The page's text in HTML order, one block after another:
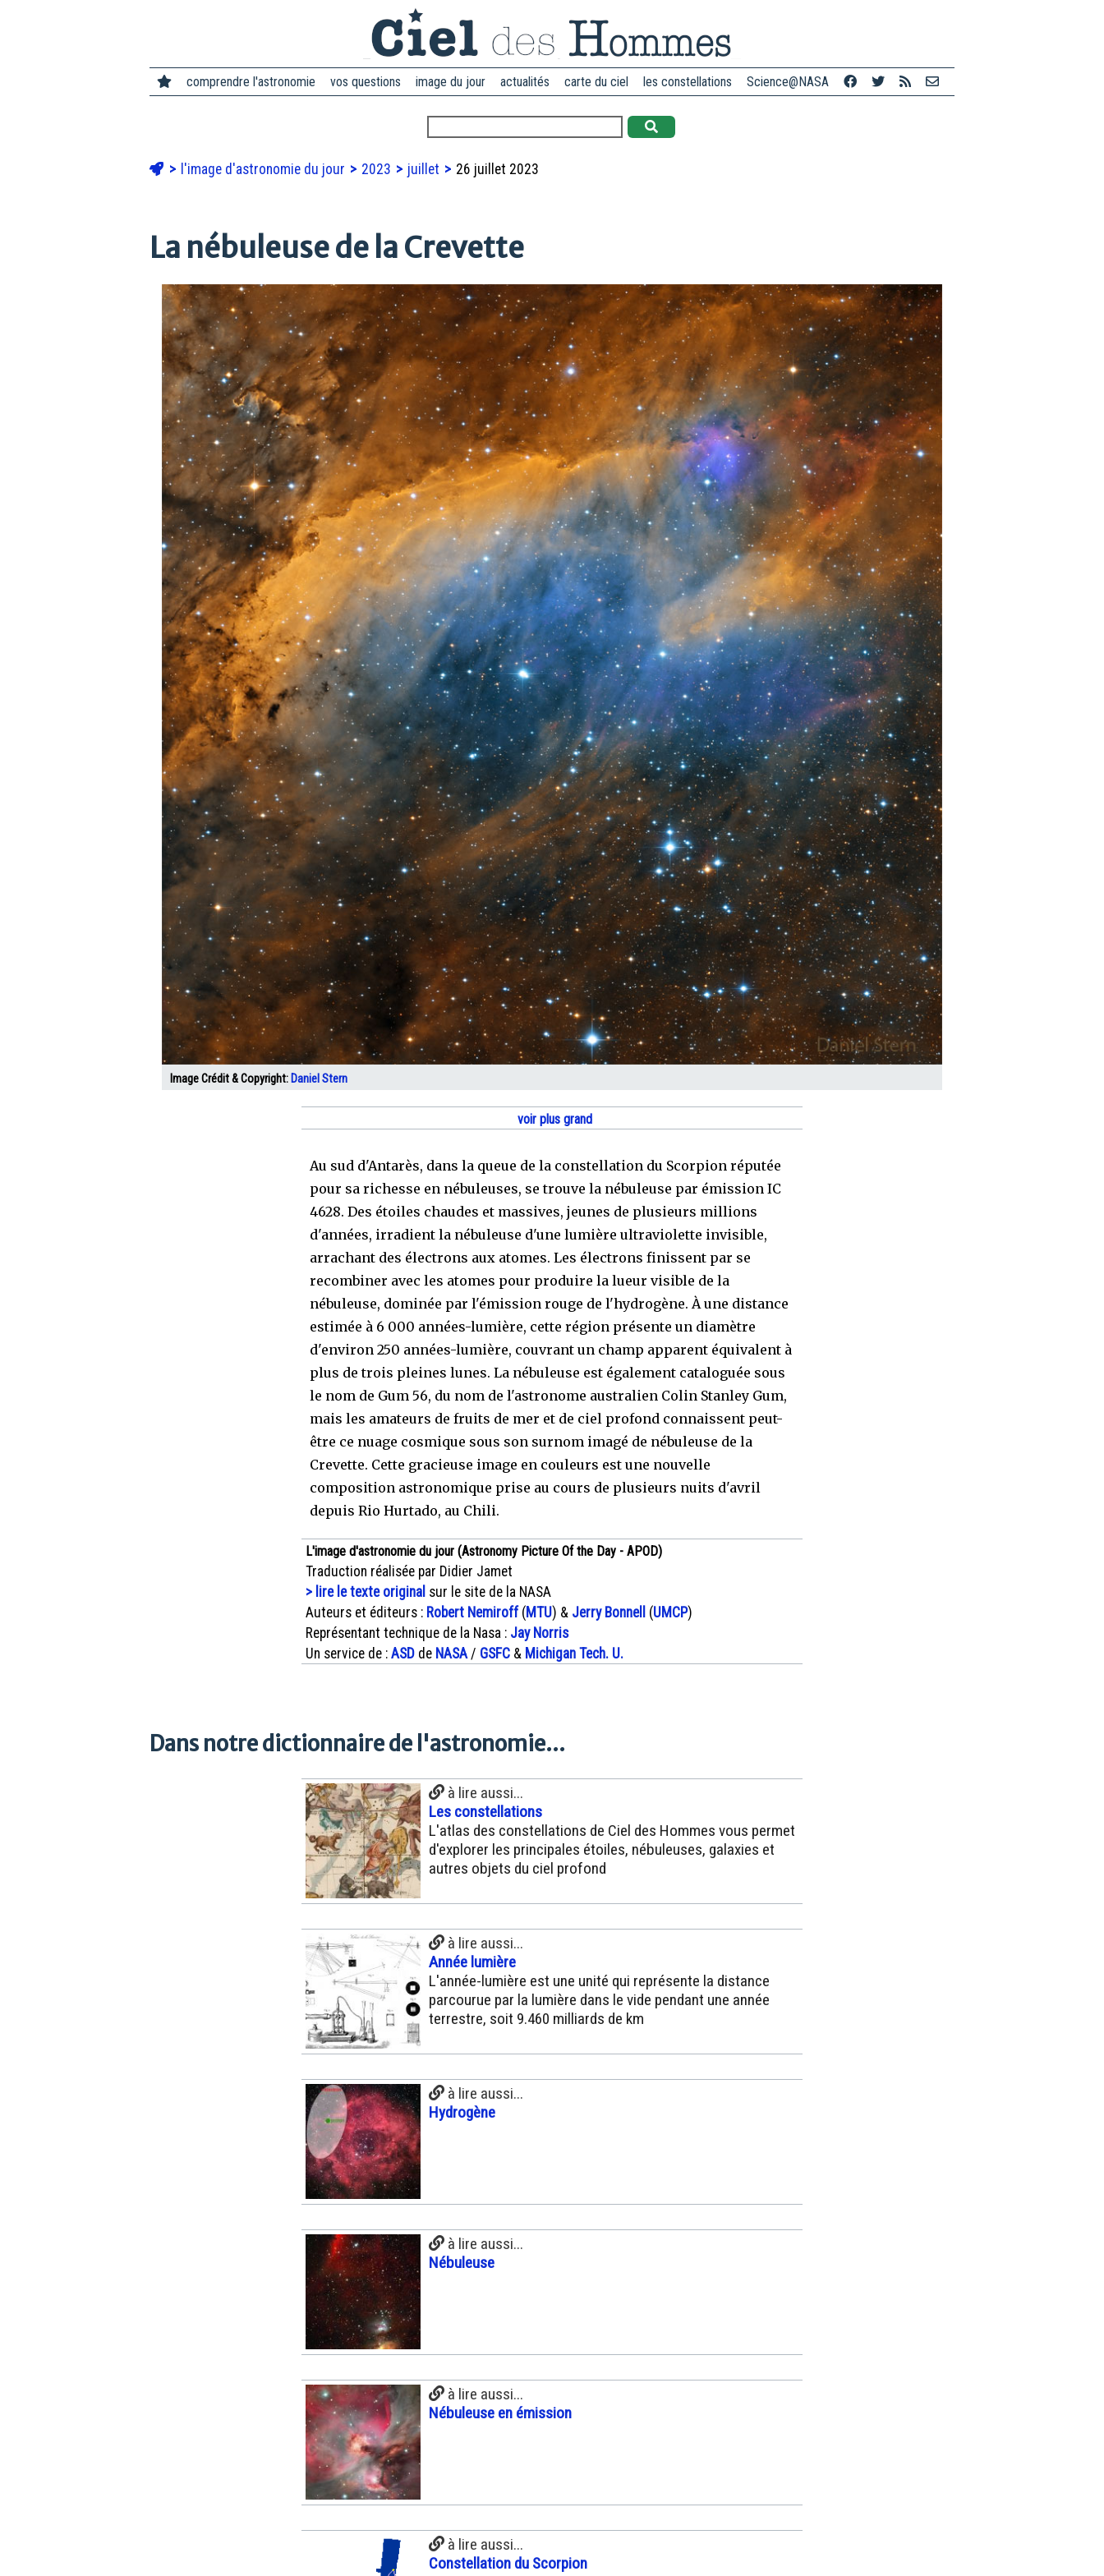
comprendre l'astronomie vos questions image du jour actualités carte du ciel les constellations Science@NASA
l'image d'astronomie du jour 2023 juillet 26 juillet 2023
La nébuleuse de la Crevette
Image Crédit & Copyright: Daniel Stern
voir plus grand
Au sud d'Antarès, dans la queue de la constellation du Scorpion réputée
pour sa richesse en nébuleuses, se trouve la nébuleuse par émission IC
4628. Des étoiles chaudes et massives, jeunes de plusieurs millions
d'années, irradient la nébuleuse d'une lumière ultraviolette invisible,
arrachant des électrons aux atomes. Les électrons finissent par se
recombiner avec les atomes pour produire la lueur visible de la
nébuleuse, dominée par l'émission rouge de l'hydrogène. À une distance
estimée à 6 000 années-lumière, cette région présente un diamètre
d'environ 250 années-lumière, couvrant un champ apparent équivalent à
plus de trois pleines lunes. La nébuleuse est également cataloguée sous
le nom de Gum 56, du nom de l'astronome australien Colin Stanley Gum,
mais les amateurs de fruits de mer et de ciel profond connaissent peut-
être ce nuage cosmique sous son surnom imagé de nébuleuse de la
Crevette. Cette gracieuse image en couleurs est une nouvelle
composition astronomique prise au cours de plusieurs nuits d'avril
depuis Rio Hurtado, au Chili.
L'image d'astronomie du jour (Astronomy Picture Of the Day - APOD)
Traduction réalisée par Didier Jamet
> lire le texte original sur le site de la NASA
Auteurs et éditeurs : Robert Nemiroff(MTU) & Jerry Bonnell (UMCP)
Représentant technique de la Nasa : Jay Norris
Un service de : ASD de NASA / GSFC & Michigan Tech. U.
Dans notre dictionnaire de l'astronomie...
à lire aussi...
Les constellations
L'atlas des constellations de Ciel des Hommes vous permet
d'explorer les principales étoiles, nébuleuses, galaxies et
autres objets du ciel profond
à lire aussi...
Année lumière
L'année-lumière est une unité qui représente la distance
parcourue par la lumière dans le vide pendant une année
terrestre, soit 9.460 milliards de km
à lire aussi...
Hydrogène
à lire aussi...
Nébuleuse
à lire aussi...
Nébuleuse en émission
à lire aussi...
Constellation du Scorpion